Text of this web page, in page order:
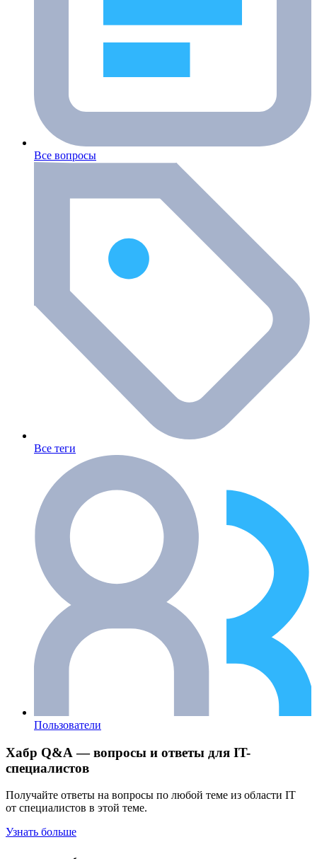
Все вопросы
Все теги
Пользователи
Хабр Q&A — вопросы и ответы для IT-
специалистов
Получайте ответы на вопросы по любой теме из области IT
от специалистов в этой теме.
Узнать больше